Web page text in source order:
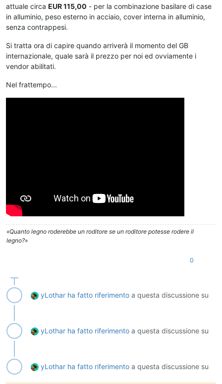
attuale circa EUR 115,00 - per la combinazione basilare di case
in alluminio, peso esterno in acciaio, cover interna in alluminio,
senza contrappesi.
Si tratta ora di capire quando arriverà il momento del GB
internazionale, quale sarà il prezzo per noi ed ovviamente i
vendor abilitati.
Nel frattempo...
«Quanto legno roderebbe un roditore se un roditore potesse rodere il
legno?»
0
yLothar ha fatto riferimento a questa discussione su
yLothar ha fatto riferimento a questa discussione su
yLothar ha fatto riferimento a questa discussione su